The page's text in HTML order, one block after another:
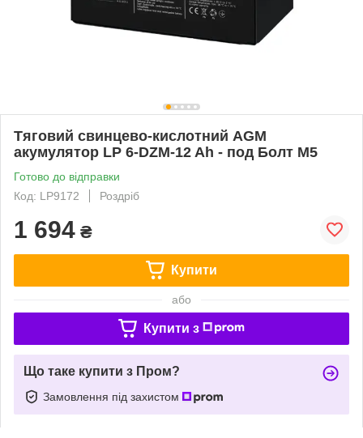
Тяговий свинцево-кислотний AGM
акумулятор LP 6-DZM-12 Ah - под Болт М5
Готово до відправки
Код: LP9172
Роздріб
1 694 ₴
Купити
або
Купити з
Що таке купити з Пром?
Замовлення під захистом